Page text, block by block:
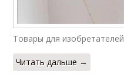
Товары для изобретателей
Читать дальше →